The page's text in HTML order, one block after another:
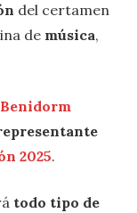
del certamen
de música,
Benidorm
2025.
todo tipo de